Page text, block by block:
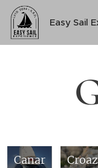
Easy Sail
Canar
Croaz